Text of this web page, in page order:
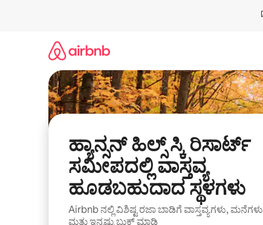
ಹ್ಯಾನ್ಸನ್ ಹಿಲ್ಸ್ ಸ್ಕಿ ರಿಸಾರ್ಟ್
ಸಮೀಪದಲ್ಲಿ ವಾಸ್ತವ್ಯ
ಹೂಡಬಹುದಾದ ಸ್ಥಳಗಳು
Airbnb ನಲ್ಲಿ ವಿಶಿಷ್ಟ ರಜಾ ಬಾಡಿಗೆ ವಾಸ್ತವ್ಯಗಳು, ಮನೆಗಳು
ಮತ್ತು ಇನ್ನಷ್ಟು ಬುಕ್ ಮಾಡಿ